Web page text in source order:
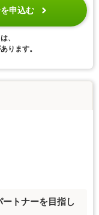
申込む
、
ります。
トナーを目指し